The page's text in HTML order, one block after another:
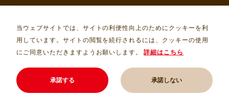
当ウェブサイトでは、サイトの利便性向上のためにクッキーを利
用しています。サイトの閲覧を続行されるには、クッキーの使用
にご同意いただきますようお願いします。
詳細はこちら
承諾する 承諾しない